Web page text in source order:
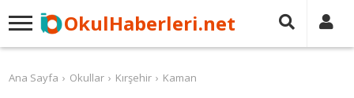
OkulHaberleri.net
Ana Sayfa Okullar Kırşehir Kaman